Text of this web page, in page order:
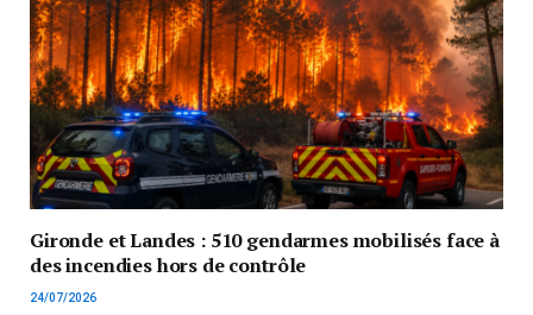
Gironde et Landes : 510 gendarmes mobilisés face à
des incendies hors de contrôle
24/07/2026